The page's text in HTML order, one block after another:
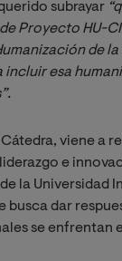
subrayar
Proyecto HU-
de
incluir esa
viene a
e
la Universidad
busca dar
se enfrentan